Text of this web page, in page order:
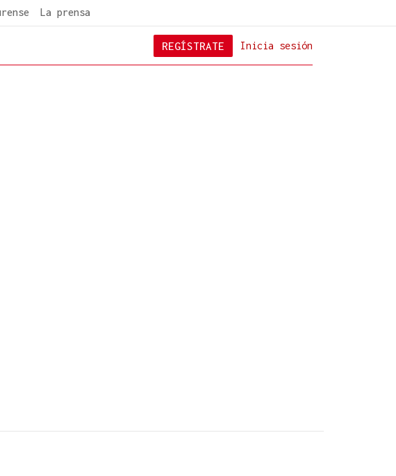
La prensa
Inicia sesión
REGÍSTRATE